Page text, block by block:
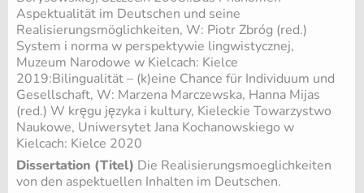
Aspektualität im Deutschen und seine
Realisierungsmöglichkeiten, W: Piotr Zbróg (red.)
System i norma w perspektywie lingwistycznej,
Muzeum Narodowe w Kielcach: Kielce
2019:Bilingualität – (k)eine Chance für Individuum und
Gesellschaft, W: Marzena Marczewska, Hanna Mijas
(red.) W kręgu języka i kultury, Kieleckie Towarzystwo
Naukowe, Uniwersytet Jana Kochanowskiego w
Kielcach: Kielce 2020
Dissertation (Titel) Die Realisierungsmoeglichkeiten
von den aspektuellen Inhalten im Deutschen.